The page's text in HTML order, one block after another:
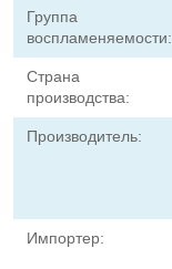
Группа
воспламеняемости:
Страна
производства:
Производитель:
Импортер: